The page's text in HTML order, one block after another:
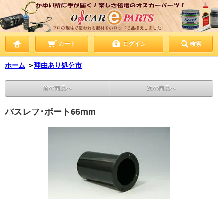
カート ログイン 検索
ホーム ＞理由あり処分市
前の商品へ 次の商品へ
バスレフ･ポート66mm